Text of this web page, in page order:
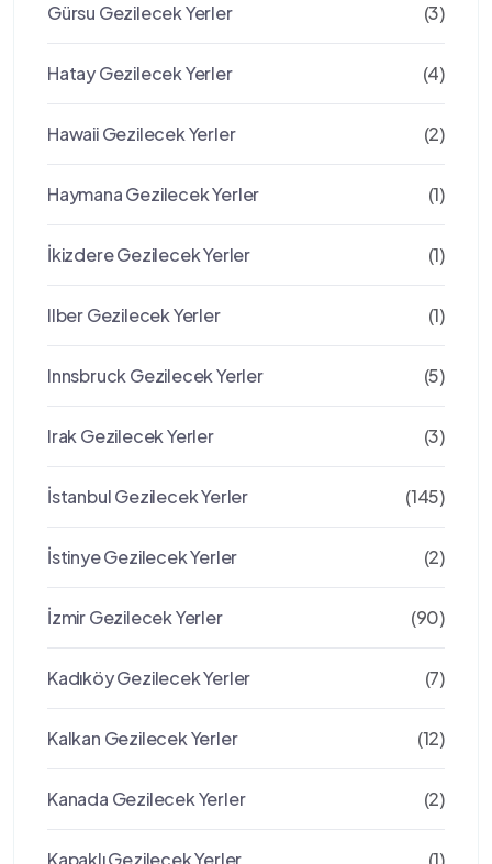
Gürsu Gezilecek Yerler (3)
Hatay Gezilecek Yerler (4)
Hawaii Gezilecek Yerler (2)
Haymana Gezilecek Yerler (1)
İkizdere Gezilecek Yerler (1)
Ilber Gezilecek Yerler (1)
Innsbruck Gezilecek Yerler (5)
Irak Gezilecek Yerler (3)
İstanbul Gezilecek Yerler (145)
İstinye Gezilecek Yerler (2)
İzmir Gezilecek Yerler (90)
Kadıköy Gezilecek Yerler (7)
Kalkan Gezilecek Yerler (12)
Kanada Gezilecek Yerler (2)
Kapaklı Gezilecek Yerler (1)